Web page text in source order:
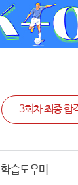
학습도우미